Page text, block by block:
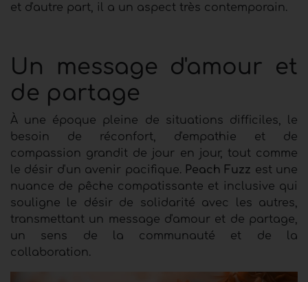
et d'autre part, il a un aspect très contemporain.
Un message d'amour et
de partage
À une époque pleine de situations difficiles, le
besoin de réconfort, d'empathie et de
compassion grandit de jour en jour, tout comme
le désir d'un avenir pacifique. Peach Fuzz est une
nuance de pêche compatissante et inclusive qui
souligne le désir de solidarité avec les autres,
transmettant un message d'amour et de partage,
un sens de la communauté et de la
collaboration.